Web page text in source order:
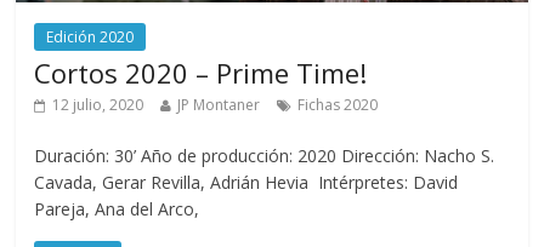
Edición 2020
Cortos 2020 – Prime Time!
12 julio, 2020 JP Montaner Fichas 2020
Duración: 30’ Año de producción: 2020 Dirección: Nacho S.
Cavada, Gerar Revilla, Adrián Hevia Intérpretes: David
Pareja, Ana del Arco,